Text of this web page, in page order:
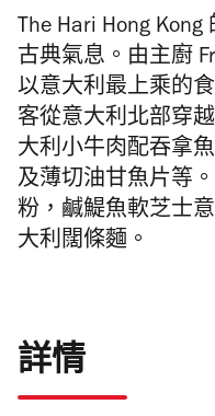
The Hari Hong
古典氣息。由主廚
以意大利最上乘的
客從意大利北部穿
大利小牛肉配吞拿
及薄切油甘魚片等
粉，鹹鯷魚軟芝士
大利闊條麵。
詳情